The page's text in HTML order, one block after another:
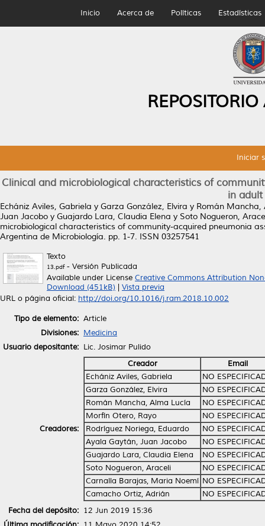
Inicio Acerca de Políticas Estadísticas
Iniciar
Clinical and microbiological characteristics of
in
Echániz Aviles, Gabriela y Garza González, Elvira y Román Mancha,
Juan Jacobo y Guajardo Lara, Claudia Elena y Soto Nogueron,
microbiological characteristics of community-acquired pneumonia
Argentina de Microbiología. pp. 1-7. ISSN 03257541
Texto
13.pdf- Versión Publicada
Available under License Creative Commons Attribution
Download (451kB)
Vista previa
URL o página oficial: http://doi.org/10.1016/j.ram.2018.10.002
Tipo de elemento: Article
Divisiones: Medicina
Usuario depositante: Lic. Josimar Pulido
Creadores:
Creador
Email
Echániz Aviles, Gabriela
NO
Garza González, Elvira
NO
Román Mancha, Alma Lucía
NO
Morfín Otero, Rayo
NO
Rodríguez Noriega, Eduardo
NO
Ayala Gaytán, Juan Jacobo
NO
Guajardo Lara, Claudia Elena
NO
Soto Nogueron, Araceli
NO
Carnalla Barajas, Maria Noemí NO
Camacho Ortiz, Adrián
NO
Fecha del depósito: 12 Jun 2019 15:36